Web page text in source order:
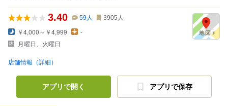
3.40 59人 3905 人
￥4,000～￥4,999
-
月曜日、火曜日
店舗情報（詳細）
アプリで開く アプリで保存